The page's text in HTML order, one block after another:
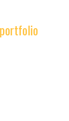
portfolio